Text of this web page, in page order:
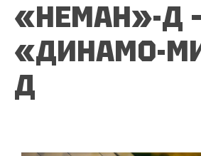
«НЕМАН»-Д
«ДИНАМО-
Д